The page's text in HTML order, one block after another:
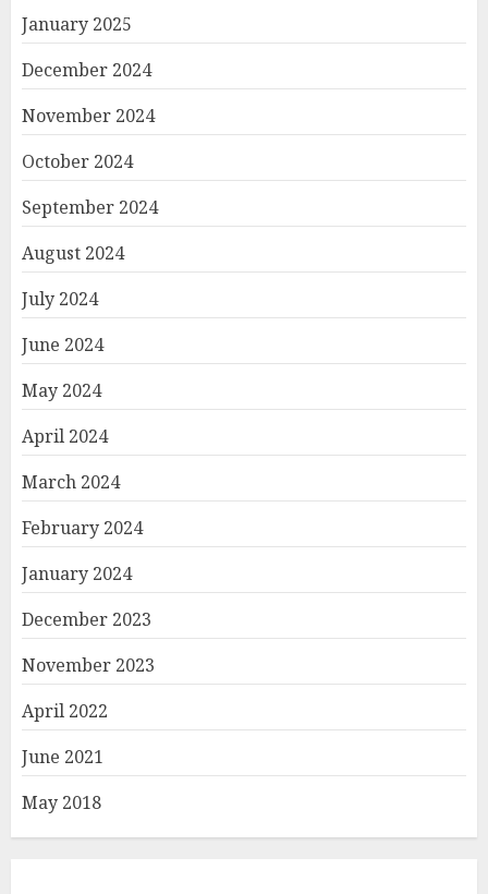
January 2025
December 2024
November 2024
October 2024
September 2024
August 2024
July 2024
June 2024
May 2024
April 2024
March 2024
February 2024
January 2024
December 2023
November 2023
April 2022
June 2021
May 2018